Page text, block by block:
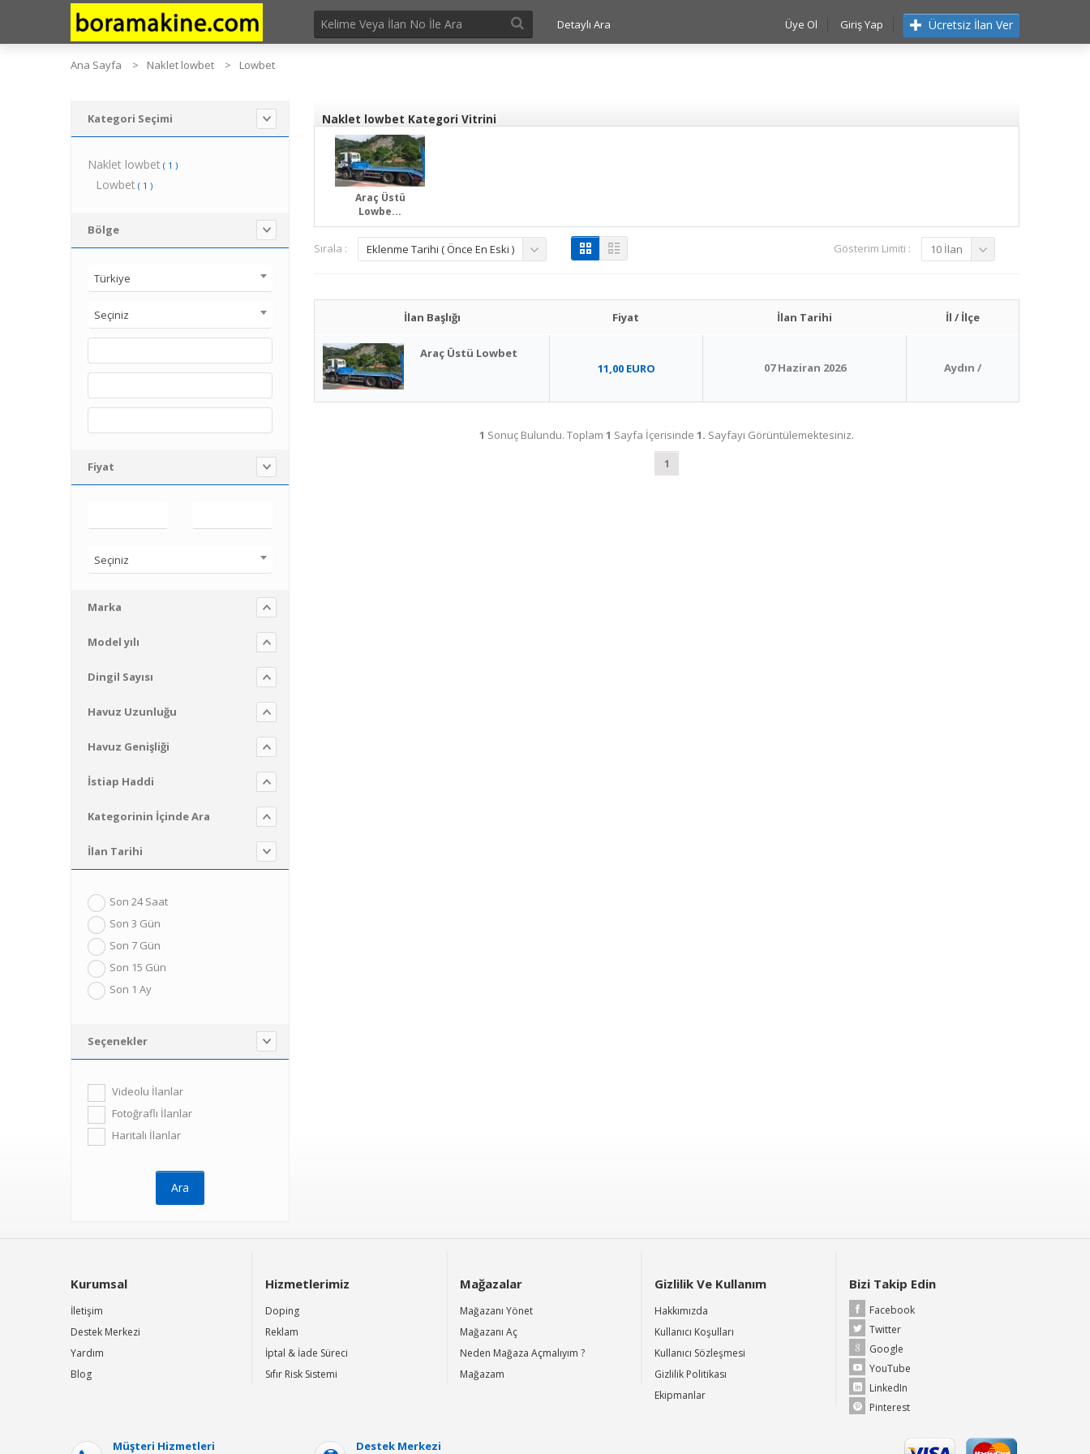
Detaylı Ara Üye Ol Giriş Yap Ücretsiz İlan Ver
Ana Sayfa Naklet lowbet Lowbet
Kategori Seçimi
Naklet lowbet ( 1 )
Lowbet ( 1 )
Bölge
Türkiye
Seçiniz
Fiyat
Seçiniz
Marka
Model yılı
Dingil Sayısı
Havuz Uzunluğu
Havuz Genişliği
İstiap Haddi
Kategorinin İçinde Ara
İlan Tarihi
Son 24 Saat
Son 3 Gün
Son 7 Gün
Son 15 Gün
Son 1 Ay
Seçenekler
Videolu İlanlar
Fotoğraflı İlanlar
Haritalı İlanlar
Naklet lowbet Kategori Vitrini
Araç Üstü
Lowbe...
Sırala : Eklenme Tarihi ( Önce En Eski ) Gösterim Limiti : 10 İlan
İlan Başlığı Fiyat İlan Tarihi İl / İlçe
Araç Üstü Lowbet
11,00 EURO
07 Haziran 2026 Aydın /
1 Sonuç Bulundu. Toplam 1 Sayfa İçerisinde 1. Sayfayı Görüntülemektesiniz.
1
Kurumsal
İletişim
Destek Merkezi
Yardım
Blog
Hizmetlerimiz
Doping
Reklam
İptal & İade Süreci
Sıfır Risk Sistemi
Mağazalar
Mağazanı Yönet
Mağazanı Aç
Neden Mağaza Açmalıyım ?
Mağazam
Gizlilik Ve Kullanım
Hakkımızda
Kullanıcı Koşulları
Kullanıcı Sözleşmesi
Gizlilik Politikası
Ekipmanlar
Bizi Takip Edin
Facebook
Twitter
Google
YouTube
LinkedIn
Pinterest
Müşteri Hizmetleri Destek Merkezi